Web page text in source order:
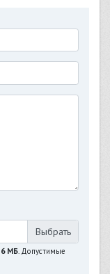
6 МБ. Допустимые